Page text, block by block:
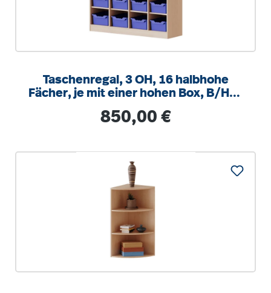
Taschenregal, 3 OH, 16 halbhohe
Fächer, je mit einer hohen Box, B/H/T
Regulärer Preis:
850,00 €